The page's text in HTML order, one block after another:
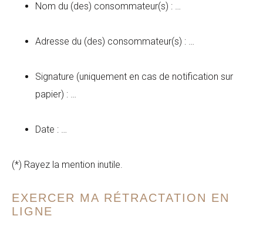
Nom du (des) consommateur(s) : …
Adresse du (des) consommateur(s) : …
Signature (uniquement en cas de notification sur
papier) : …
Date : …
(*) Rayez la mention inutile.
EXERCER MA RÉTRACTATION EN
LIGNE